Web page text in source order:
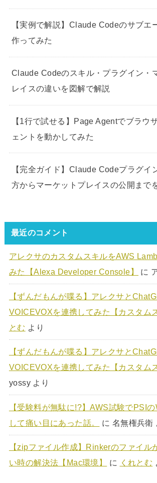
【実例で解説】Claude Codeのサブエ
作ってみた
Claude Codeのスキル・プラグイン・
レイスの違いを図解で解説
【1行で試せる】Page Agentでブラウ
ェントを動かしてみた
【完全ガイド】Claude Codeプラグイ
方からマーケットプレイスの公開まで
最近のコメント
アレクサのカスタムスキルをAWS
みた【Alexa Developer Console】
に
【ずんだもんが喋る】アレクサと
VOICEVOXを連携してみた【カスタム
とむ より
【ずんだもんが喋る】アレクサと
VOICEVOXを連携してみた【カスタム
yossyより
【受験料が無駄に!?】AWS試験でPSI
して痛い目にあった話。
に 名無権兵衛
【zipファイル作成】Rinkerのファイル
い時の解決法【Mac環境】
に くれとむ